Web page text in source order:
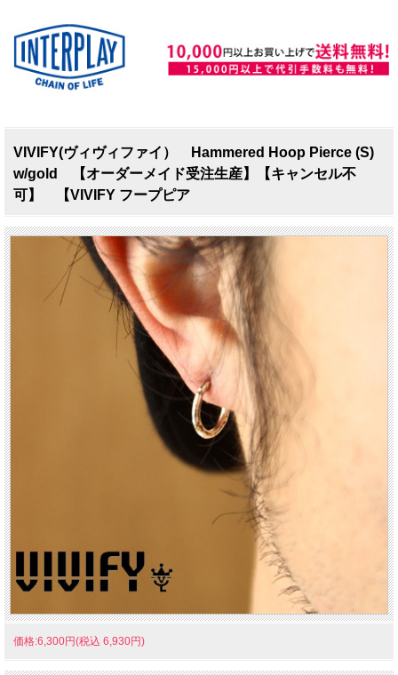
VIVIFY(ヴィヴィファイ） Hammered Hoop Pierce (S)
w/gold 【オーダーメイド受注生産】【キャンセル不
可】 【VIVIFY フープピア
価格:6,300円(税込 6,930円)